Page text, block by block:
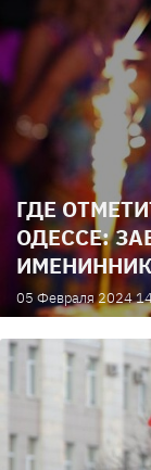
ГДЕ
ОДЕССЕ:
05 Февраля 2024